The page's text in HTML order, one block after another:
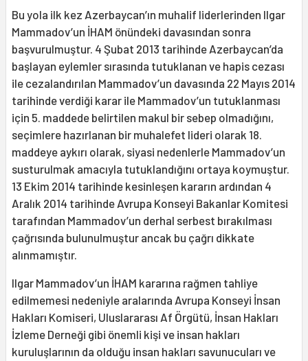
Bu yola ilk kez Azerbaycan’ın muhalif liderlerinden Ilgar
Mammadov’un İHAM önündeki davasından sonra
başvurulmuştur. 4 Şubat 2013 tarihinde Azerbaycan’da
başlayan eylemler sırasında tutuklanan ve hapis cezası
ile cezalandırılan Mammadov’un davasında 22 Mayıs 2014
tarihinde verdiği karar ile Mammadov’un tutuklanması
için 5. maddede belirtilen makul bir sebep olmadığını,
seçimlere hazırlanan bir muhalefet lideri olarak 18.
maddeye aykırı olarak, siyasi nedenlerle Mammadov’un
susturulmak amacıyla tutuklandığını ortaya koymuştur.
13 Ekim 2014 tarihinde kesinleşen kararın ardından 4
Aralık 2014 tarihinde Avrupa Konseyi Bakanlar Komitesi
tarafından Mammadov’un derhal serbest bırakılması
çağrısında bulunulmuştur ancak bu çağrı dikkate
alınmamıştır.
Ilgar Mammadov’un İHAM kararına rağmen tahliye
edilmemesi nedeniyle aralarında Avrupa Konseyi İnsan
Hakları Komiseri, Uluslararası Af Örgütü, İnsan Hakları
İzleme Derneği gibi önemli kişi ve insan hakları
kuruluşlarının da olduğu insan hakları savunucuları ve